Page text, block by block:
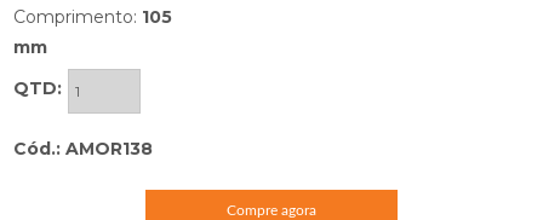
Comprimento: 105
mm
QTD:
Cód.: AMOR138
Compre agora